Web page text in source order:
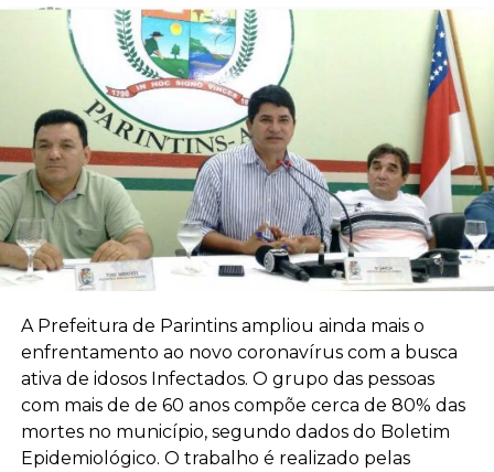
A Prefeitura de Parintins ampliou ainda mais o
enfrentamento ao novo coronavírus com a busca
ativa de idosos Infectados. O grupo das pessoas
com mais de de 60 anos compõe cerca de 80% das
mortes no município, segundo dados do Boletim
Epidemiológico. O trabalho é realizado pelas